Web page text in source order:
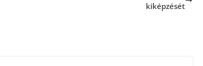
kiképzését